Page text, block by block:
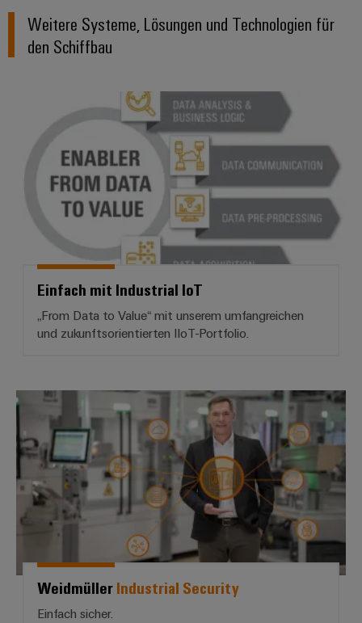
Weitere Systeme, Lösungen und Technologien für
den Schiffbau
Einfach mit Industrial IoT
Einfach mit Industrial IoT
„From Data to Value“ mit unserem umfangreichen
und zukunftsorientierten IIoT-Portfolio.
Weidmüller *Industrial Security*
WeidmüllerIndustrial Security
Einfach sicher.